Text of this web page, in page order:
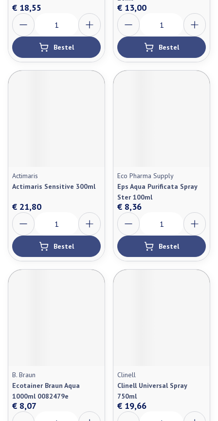
€ 18,55
Aantal
Bestel
€ 13,00
Aantal
Bestel
Actimaris
Actimaris Sensitive 300ml
€ 21,80
Aantal
Bestel
Eco Pharma Supply
Eps Aqua Purificata Spray
Ster 100ml
€ 8,36
Aantal
Bestel
B. Braun
Ecotainer Braun Aqua
1000ml 0082479e
€ 8,07
Aantal
Clinell
Clinell Universal Spray
750ml
€ 19,66
Aantal